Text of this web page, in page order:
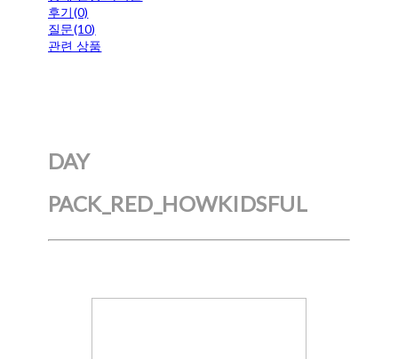
후기(0)
질문(10)
관련 상품
DAY
PACK_RED_HOWKIDSFUL